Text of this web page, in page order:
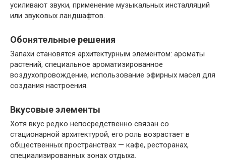
усиливают звуки, применение музыкальных инсталляций
или звуковых ландшафтов.
Обонятельные решения
Запахи становятся архитектурным элементом: ароматы
растений, специальное ароматизированное
воздухопровождение, использование эфирных масел для
создания настроения.
Вкусовые элементы
Хотя вкус редко непосредственно связан со
стационарной архитектурой, его роль возрастает в
общественных пространствах — кафе, ресторанах,
специализированных зонах отдыха.